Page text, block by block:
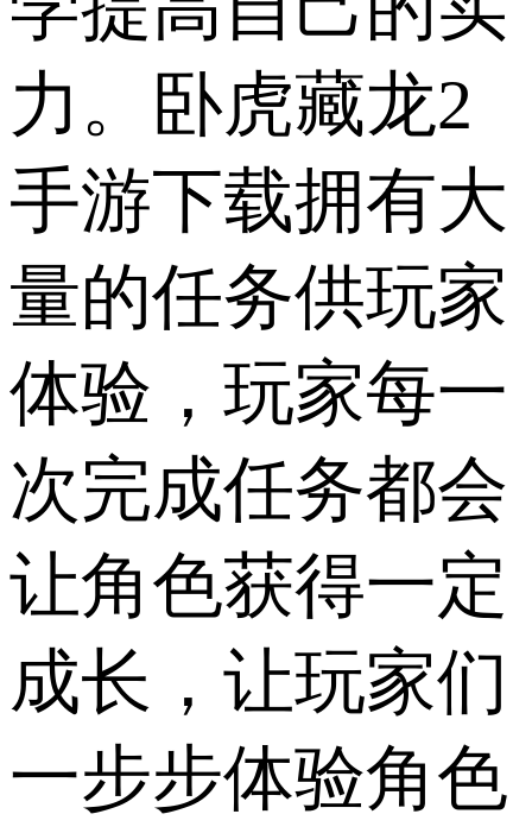
力。卧虎藏龙2
手游下载拥有大
量的任务供玩家
体验，玩家每一
次完成任务都会
让角色获得一定
成长，让玩家们
一步步体验角色